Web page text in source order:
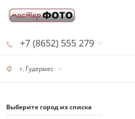
г. Гудермес
+7 (8652) 555 279
Выберите город из списка